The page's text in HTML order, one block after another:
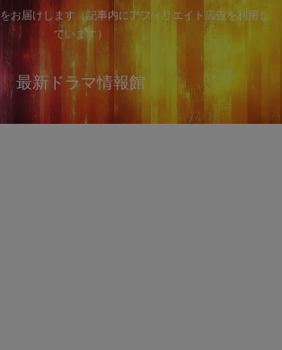
お届けします（記事内にアフィリエイト広告を利用し
ています）
最新ドラマ情報館